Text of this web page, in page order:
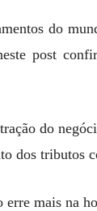
do
post
do
dos tributos
mais na